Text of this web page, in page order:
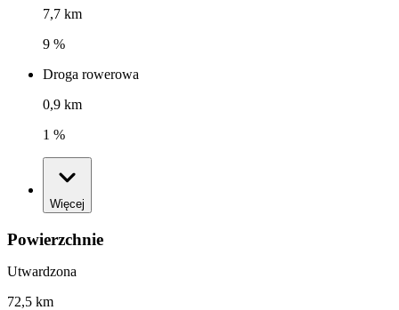
7,7 km
9 %
Droga rowerowa
0,9 km
1 %
Więcej
Powierzchnie
Utwardzona
72,5 km